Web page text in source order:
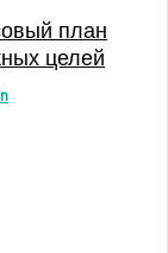
план
целей